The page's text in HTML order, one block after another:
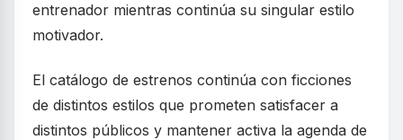
entrenador mientras continúa su singular estilo
motivador.
El catálogo de estrenos continúa con ficciones
de distintos estilos que prometen satisfacer a
distintos públicos y mantener activa la agenda de